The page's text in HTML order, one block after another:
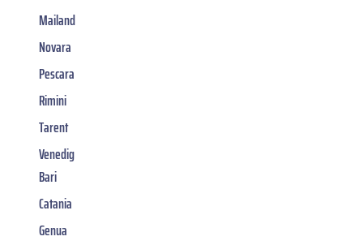
Mailand
Novara
Pescara
Rimini
Tarent
Venedig
Bari
Catania
Genua